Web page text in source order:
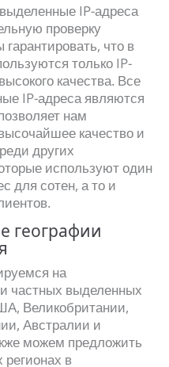
IP-адреса
проверку
гарантировать, что в
только IP-
качества. Все
IP-адреса являются
нам
качество и
других
используют один
для сотен, а то и
географии
на
частных выделенных
Великобритании,
Австралии и
можем предложить
регионах в